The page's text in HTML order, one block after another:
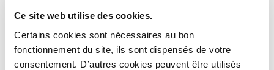
Ce site web utilise des cookies.
Certains cookies sont nécessaires au bon
fonctionnement du site, ils sont dispensés de votre
consentement. D’autres cookies peuvent être utilisés